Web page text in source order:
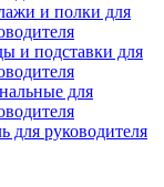
и полки для
и подставки для
для
для руководителя